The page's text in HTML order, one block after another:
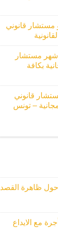
مستشار قانوني
مستشار
بكافة
قانوني
– تونس
ظاهرة القصد
مع الايداع